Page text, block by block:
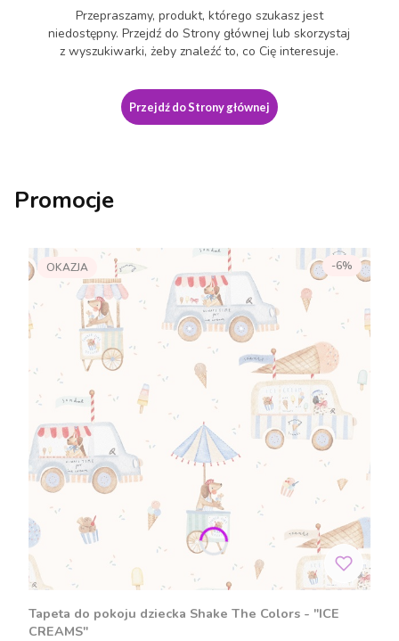
Przepraszamy, produkt, którego szukasz jest
niedostępny. Przejdź do Strony głównej lub skorzystaj
z wyszukiwarki, żeby znaleźć to, co Cię interesuje.
Przejdź do Strony głównej
Promocje
OKAZJA
Tapeta do pokoju dziecka Shake The Colors - "ICE
CREAMS"
-6%